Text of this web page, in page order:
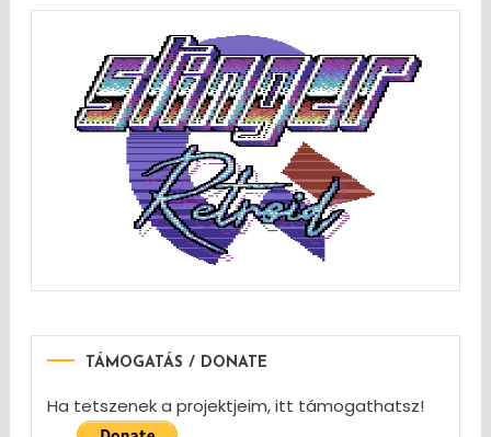
TÁMOGATÁS / DONATE
Ha tetszenek a projektjeim, itt támogathatsz!